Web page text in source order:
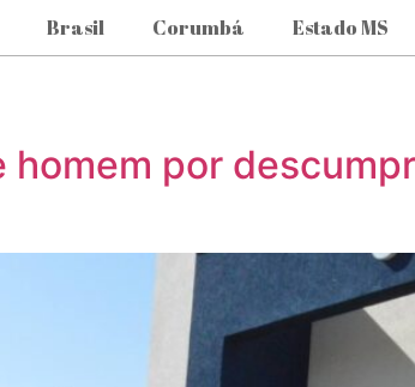
Brasil Corumbá Estado MS
homem por